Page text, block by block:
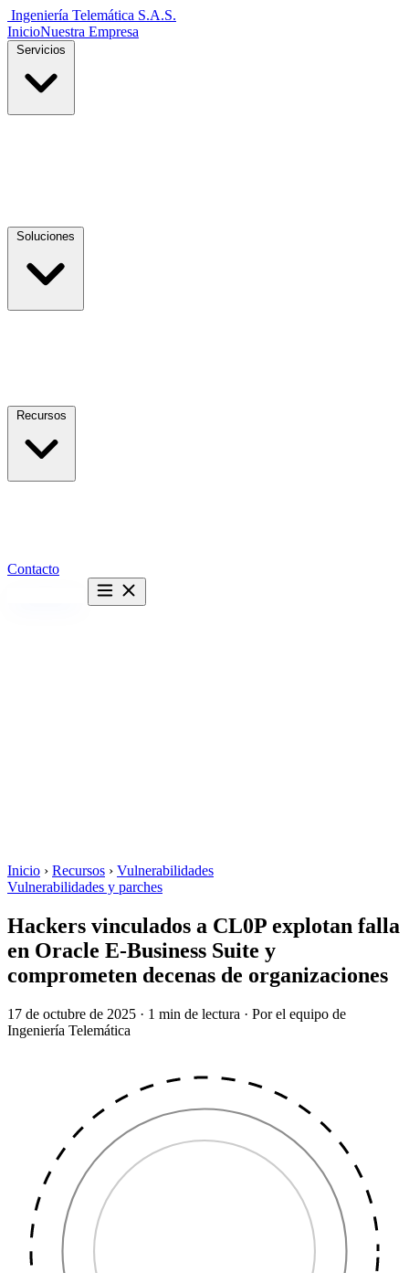
Ingeniería Telemática S.A.S.
InicioNuestra Empresa
Contacto
Inicio › Recursos › Vulnerabilidades
Vulnerabilidades y parches
Hackers vinculados a CL0P explotan falla
en Oracle E-Business Suite y
comprometen decenas de organizaciones
17 de octubre de 2025 · 1 min de lectura · Por el equipo de
Ingeniería Telemática